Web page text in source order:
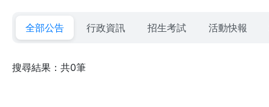
全部公告 行政資訊 招生考試 活動快報
搜尋結果：共0筆